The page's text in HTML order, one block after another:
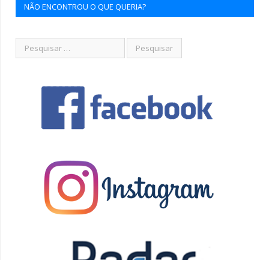
NÃO ENCONTROU O QUE QUERIA?